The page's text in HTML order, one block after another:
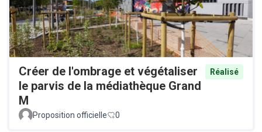
Créer de l'ombrage et végétaliser
le parvis de la médiathèque Grand
M
Réalisé
Proposition officielle 0